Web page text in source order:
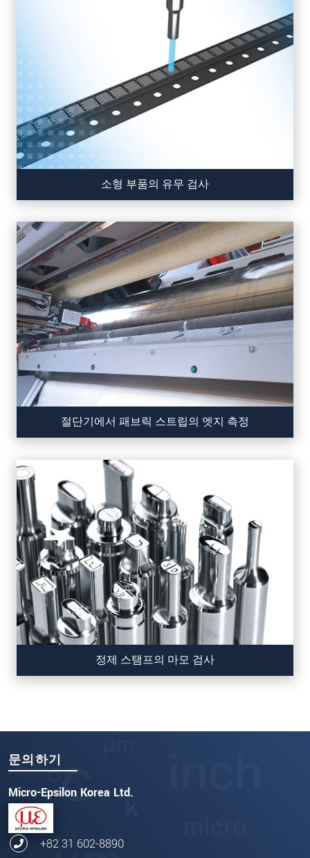
소형 부품의 유무 검사
절단기에서 패브릭 스트립의 엣지 측정
정제 스탬프의 마모 검사
문의하기
Micro-Epsilon Korea Ltd.
+82 31 602-8890